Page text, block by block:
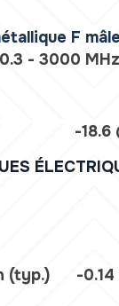
F
0.3 - 3000 MHz
-18.6
(typ.)
-